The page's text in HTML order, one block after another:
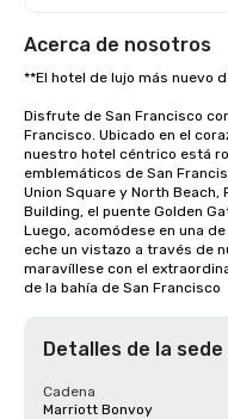
Acerca de nosotros
**El hotel de lujo más nuevo
Disfrute de San Francisco
Francisco. Ubicado en el
nuestro hotel céntrico está
emblemáticos de San
Union Square y North
Building, el puente Golden
Luego, acomódese en una
eche un vistazo a través de
maravíllese con el
de la bahía de San Francisco
Detalles de la sede
Cadena
Marriott Bonvoy